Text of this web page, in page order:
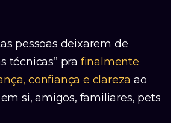
pessoas deixarem de
técnicas” pra finalmente
confiança e clareza ao
si, amigos, familiares, pets